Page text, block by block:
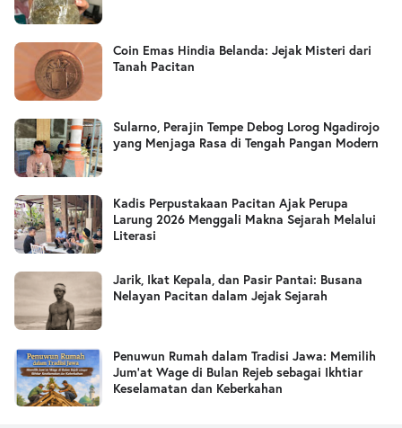
Coin Emas Hindia Belanda: Jejak Misteri dari
Tanah Pacitan
Sularno, Perajin Tempe Debog Lorog Ngadirojo
yang Menjaga Rasa di Tengah Pangan Modern
Kadis Perpustakaan Pacitan Ajak Perupa
Larung 2026 Menggali Makna Sejarah Melalui
Literasi
Jarik, Ikat Kepala, dan Pasir Pantai: Busana
Nelayan Pacitan dalam Jejak Sejarah
Penuwun Rumah dalam Tradisi Jawa: Memilih
Jum’at Wage di Bulan Rejeb sebagai Ikhtiar
Keselamatan dan Keberkahan